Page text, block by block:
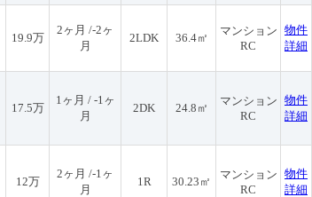
19.9万
2ヶ月 /-2ヶ
月
2LDK 36.4㎡
マンション
RC
物件
詳細
17.5万
1ヶ月 / -1ヶ
月
2DK 24.8㎡
マンション
RC
物件
詳細
12万
2ヶ月 /-1ヶ
月
1R 30.23㎡
マンション
RC
物件
詳細